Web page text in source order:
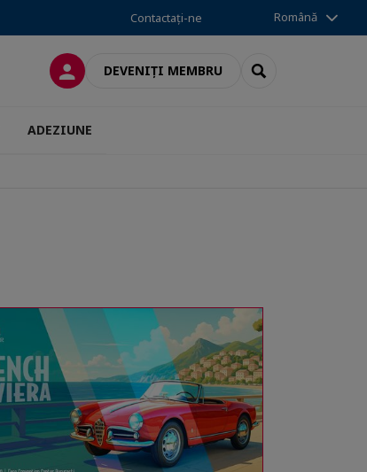
Contactați-ne Română
CONECTAREDEVENIȚI MEMBRU SEARCH
ADEZIUNE